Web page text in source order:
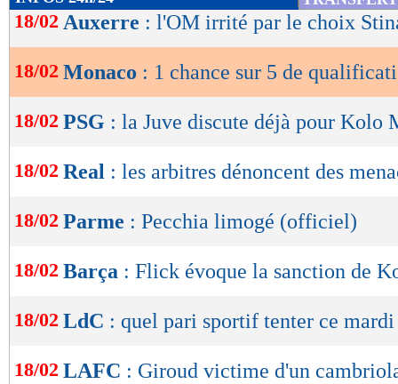
de
OK
18/02 Auxerre : l'OM irrité par le choix
18/02 Monaco : 1 chance sur 5 de
18/02 PSG : la Juve discute déjà pour Kolo
18/02 Real : les arbitres dénoncent des
18/02 Parme : Pecchia limogé (officiel)
18/02 Barça : Flick évoque la sanction de
18/02 LdC : quel pari sportif tenter ce mardi
18/02 LAFC : Giroud victime d'un